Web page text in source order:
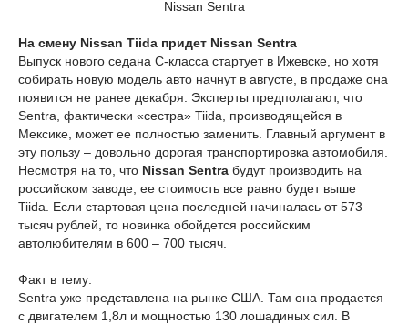
Nissan Sentra
На смену Nissan Tiida придет Nissan Sentra
Выпуск нового седана С-класса стартует в Ижевске, но хотя
собирать новую модель авто начнут в августе, в продаже она
появится не ранее декабря. Эксперты предполагают, что
Sentra, фактически «сестра» Tiida, производящейся в
Мексике, может ее полностью заменить. Главный аргумент в
эту пользу – довольно дорогая транспортировка автомобиля.
Несмотря на то, что Nissan Sentra будут производить на
российском заводе, ее стоимость все равно будет выше
Tiida. Если стартовая цена последней начиналась от 573
тысяч рублей, то новинка обойдется российским
автолюбителям в 600 – 700 тысяч.
Факт в тему:
Sentra уже представлена на рынке США. Там она продается
с двигателем 1,8л и мощностью 130 лошадиных сил. В